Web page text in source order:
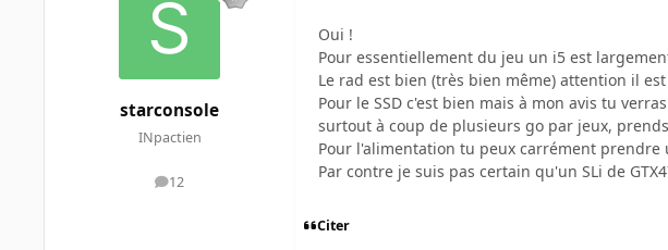
starconsole
INpactien
12
messages
Oui !
Pour essentiellement du jeu un i5 est
Le rad est bien (très bien même) attention il
Pour le SSD c'est bien mais à mon avis tu
surtout à coup de plusieurs go par jeux,
Pour l'alimentation tu peux carrément prendre
Par contre je suis pas certain qu'un SLi de
Citer